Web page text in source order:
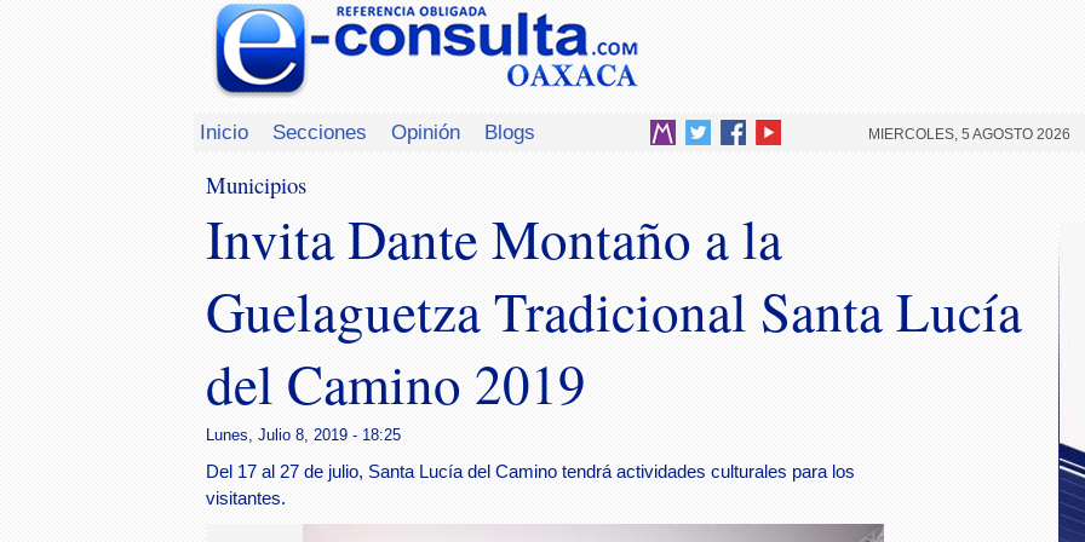
Inicio Secciones Opinión Blogs MIERCOLES, 5 AGOSTO 2026
Municipios
Invita Dante Montaño a la
Guelaguetza Tradicional Santa Lucía
del Camino 2019
Lunes, Julio 8, 2019 - 18:25
Del 17 al 27 de julio, Santa Lucía del Camino tendrá actividades culturales para los
visitantes.